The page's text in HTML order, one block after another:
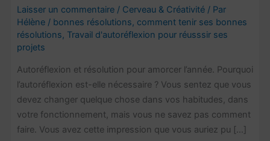
Laisser un commentaire / Cerveau & Créativité/ Par
Hélène / bonnes résolutions, comment tenir ses bonnes
résolutions, Travail d'autoréflexion pour réusssir ses
projets
Autoréflexion et résolution pour amorcer l’année. Pourquoi
l’autoréflexion est-elle nécessaire ? Vous sentez que vous
devez changer quelque chose dans vos habitudes, dans
votre fonctionnement, mais vous ne savez pas comment
faire. Vous avez cette impression que vous auriez pu […]